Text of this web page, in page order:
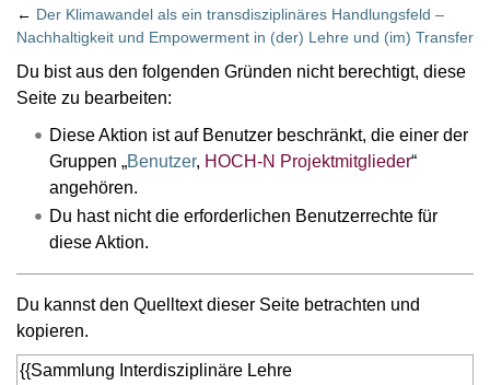
← Der Klimawandel als ein transdisziplinäres Handlungsfeld –
Nachhaltigkeit und Empowerment in (der) Lehre und (im) Transfer
Wechseln zu: Navigation Suche
Du bist aus den folgenden Gründen nicht berechtigt, diese
Seite zu bearbeiten:
Diese Aktion ist auf Benutzer beschränkt, die einer der
Gruppen „Benutzer, HOCH-N Projektmitglieder“
angehören.
Du hast nicht die erforderlichen Benutzerrechte für
diese Aktion.
Du kannst den Quelltext dieser Seite betrachten und
kopieren.